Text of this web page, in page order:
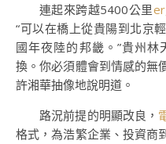
連起來跨越5400公里
“可以在橋上從貴陽到北京
國年夜陸的邦畿。”貴州
換。你必須體會到情感的無
許湘華抽像地說明道。
路況前提的明顯改良，
格式，為浩繁企業、投資商